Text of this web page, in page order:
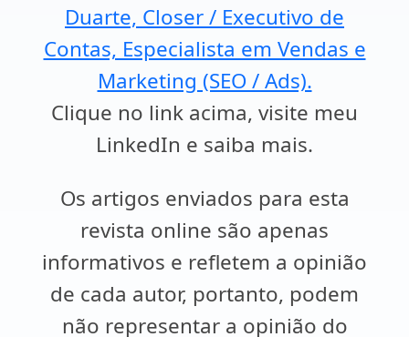
Duarte, Closer / Executivo de
Contas, Especialista em Vendas e
Marketing (SEO / Ads).
Clique no link acima, visite meu
LinkedIn e saiba mais.
Os artigos enviados para esta
revista online são apenas
informativos e refletem a opinião
de cada autor, portanto, podem
não representar a opinião do